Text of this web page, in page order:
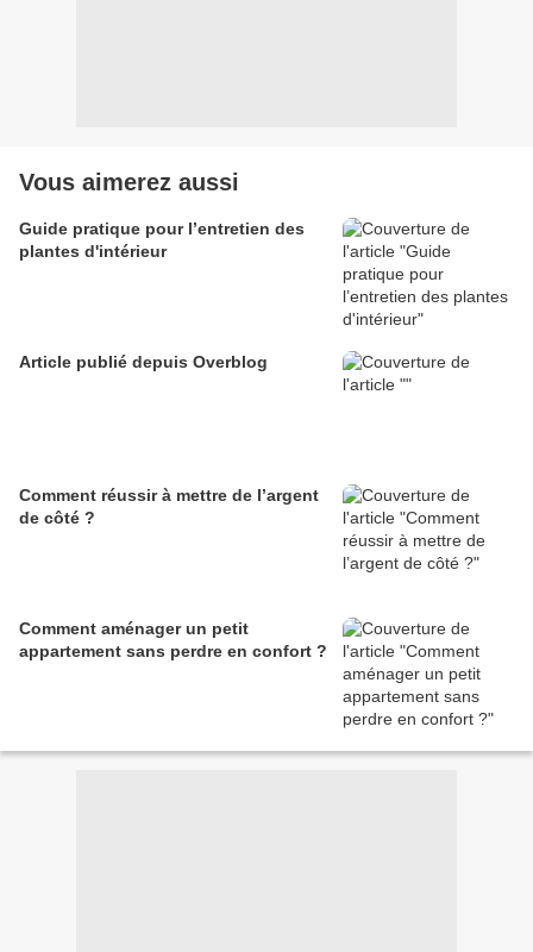
Vous aimerez aussi
Guide pratique pour l’entretien des
plantes d'intérieur
Article publié depuis Overblog
Comment réussir à mettre de l’argent
de côté ?
Comment aménager un petit
appartement sans perdre en confort ?